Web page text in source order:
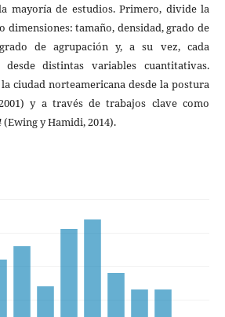
mayoría de estudios. Primero, divide la
dimensiones: tamaño, densidad, grado de
de agrupación y, a su vez, cada
distintas variables cuantitativas.
ciudad norteamericana desde la postura
y a través de trabajos clave como
(Ewing y Hamidi, 2014).